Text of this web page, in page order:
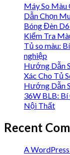
Máy So Màu
Dẫn Chọn
Bóng Đèn
Kiểm Tra
Tủ so màu:
nghiệp
Hướng Dẫn
Xác Cho Tủ
Hướng Dẫn
36W BLB: Bí
Nội Thất
Recent
A